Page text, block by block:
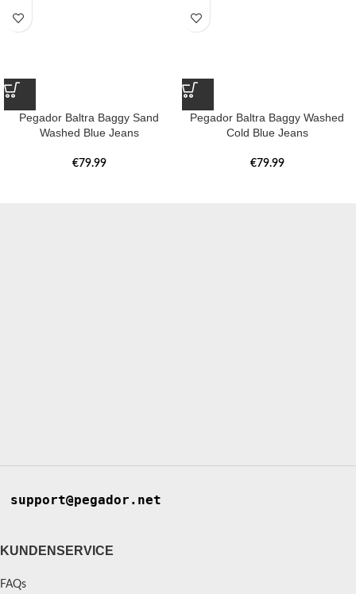
Pegador Baltra Baggy Sand
Washed Blue Jeans
€79.99
Pegador Baltra Baggy Washed
Cold Blue Jeans
€79.99
support@pegador.net
KUNDENSERVICE
FAQs